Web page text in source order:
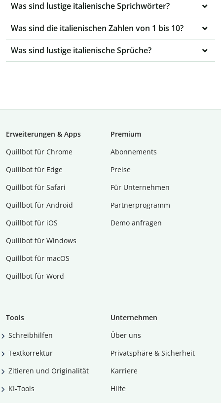
Was sind lustige italienische Sprichwörter?
Was sind die italienischen Zahlen von 1 bis 10?
Was sind lustige italienische Sprüche?
Erweiterungen & Apps
Quillbot für Chrome
Quillbot für Edge
Quillbot für Safari
Quillbot für Android
Quillbot für iOS
Quillbot für Windows
Quillbot für macOS
Quillbot für Word
Premium
Abon­ne­ments
Preise
Für Unternehmen
Partnerprogramm
Demo anfragen
Tools
Schreibhilfen
Textkorrektur
Zitieren und Originalität
KI-Tools
Unternehmen
Über uns
Privatsphäre & Sicherheit
Karriere
Hilfe